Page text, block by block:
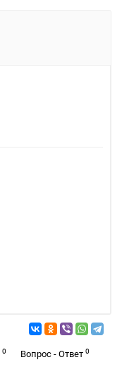
0 Вопрос - Ответ 0